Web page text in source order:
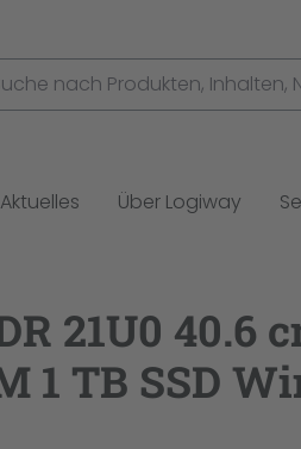
Aktuelles Über Logiway
21U0 40.6
1 TB SSD